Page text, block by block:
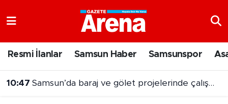
Resmi İlanlar Samsun Haber Samsunspor
10:32 Samsun’da balıkçılar denize açılmak için gün sayıyor
Samsun Namaz Vakitleri